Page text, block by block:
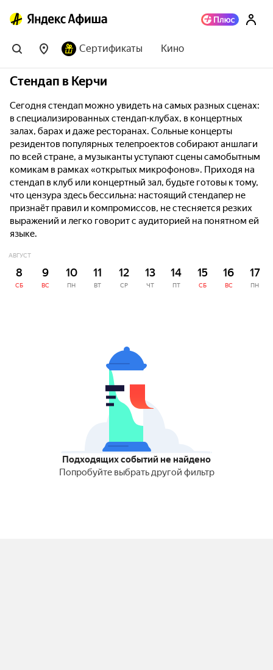
Сертификаты Кино
Стендап в Керчи
Сегодня стендап можно увидеть на самых разных сценах:
в специализированных стендап-клубах, в концертных
залах, барах и даже ресторанах. Сольные концерты
резидентов популярных телепроектов собирают аншлаги
по всей стране, а музыканты уступают сцены самобытным
комикам в рамках «открытых микрофонов». Приходя на
стендап в клуб или концертный зал, будьте готовы к тому,
что цензура здесь бессильна: настоящий стендапер не
признаёт правил и компромиссов, не стесняется резких
выражений и легко говорит с аудиторией на понятном ей
языке.
АВГУСТ
8
СБ
9
ВС
10
ПН
11
ВТ
12
СР
13
ЧТ
14
ПТ
15
СБ
16
ВС
17
ПН
Подходящих событий не найдено
Попробуйте выбрать другой фильтр